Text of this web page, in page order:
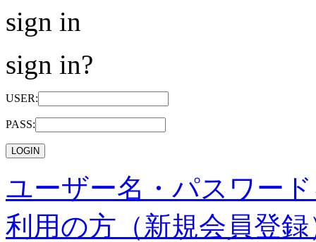
sign in
sign in?
USER:
PASS:
ユーザー名・パスワー
利用の方（新規会員登録